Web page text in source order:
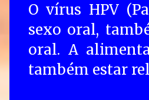
O vírus HPV
sexo oral,
oral. A
também estar